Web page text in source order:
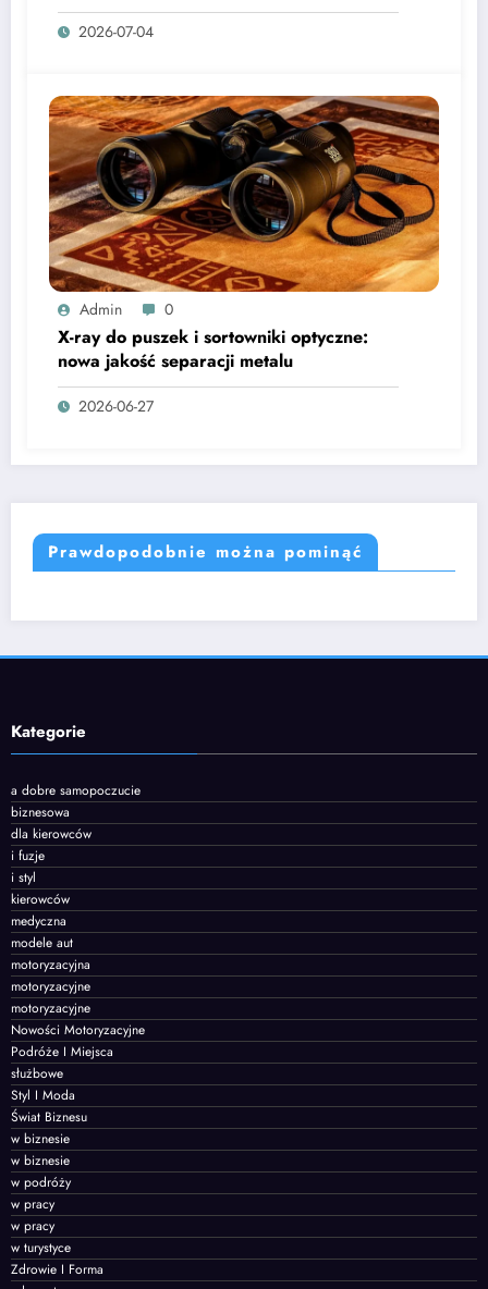
2026-07-04
Admin 0
X-ray do puszek i sortowniki optyczne:
nowa jakość separacji metalu
2026-06-27
Prawdopodobnie można pominąć
Kategorie
a dobre samopoczucie
biznesowa
dla kierowców
i fuzje
i styl
kierowców
medyczna
modele aut
motoryzacyjna
motoryzacyjne
motoryzacyjne
Nowości Motoryzacyjne
Podróże I Miejsca
służbowe
Styl I Moda
Świat Biznesu
w biznesie
w biznesie
w podróży
w pracy
w pracy
w turystyce
Zdrowie I Forma